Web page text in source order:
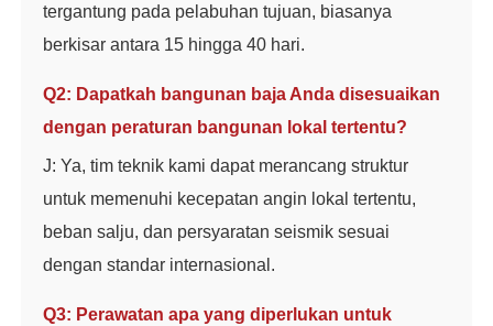
tergantung pada pelabuhan tujuan, biasanya
berkisar antara 15 hingga 40 hari.
Q2: Dapatkah bangunan baja Anda disesuaikan
dengan peraturan bangunan lokal tertentu?
J: Ya, tim teknik kami dapat merancang struktur
untuk memenuhi kecepatan angin lokal tertentu,
beban salju, dan persyaratan seismik sesuai
dengan standar internasional.
Q3: Perawatan apa yang diperlukan untuk